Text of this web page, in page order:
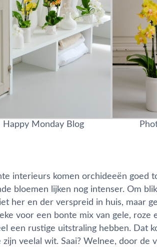
Happy Monday Blog
interieurs komen orchideeën goed
bloemen lijken nog intenser. Om
her en der verspreid in huis, maar
voor een bonte mix van gele, roze
een rustige uitstraling hebben. Dat
zijn veelal wit. Saai? Welnee, door de